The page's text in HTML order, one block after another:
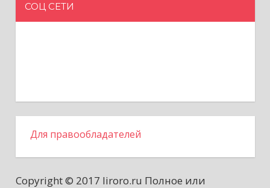
СОЦ СЕТИ
Для правообладателей
Copyright © 2017 liroro.ru Полное или